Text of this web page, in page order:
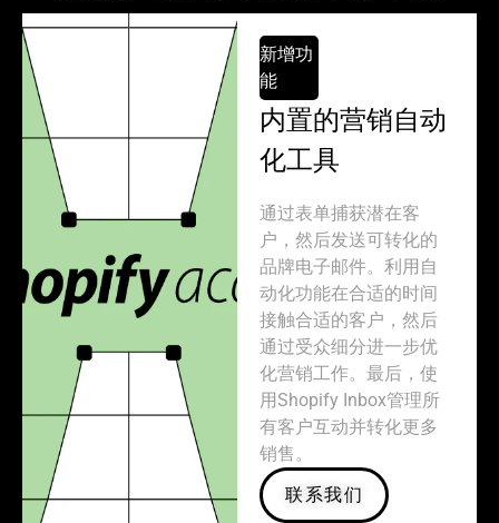
新增功
能
内置的营销自动
化工具
通过表单捕获潜在客
户，然后发送可转化的
品牌电子邮件。利用自
动化功能在合适的时间
接触合适的客户，然后
通过受众细分进一步优
化营销工作。最后，使
用Shopify Inbox管理所
有客户互动并转化更多
销售。
联系我们